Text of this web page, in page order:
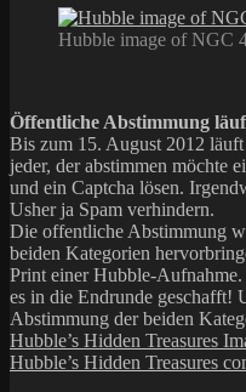
Hubble image of NGC
Öffentliche Abstimmung
Bis zum 15. August 2012
jeder, der abstimmen möchte
und ein Captcha lösen.
Usher ja Spam verhindern.
Die offentliche Abstimmung
beiden Kategorien
Print einer Hubble-
es in die Endrunde geschafft!
Abstimmung der beiden
Hubble’s Hidden Treasures
Hubble’s Hidden Treasures